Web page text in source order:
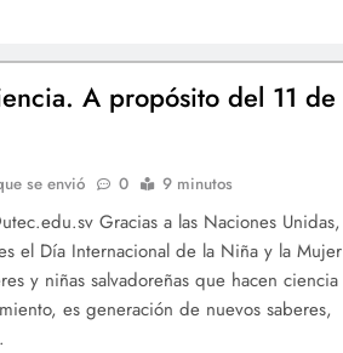
A propósito del 11 de
se envió 0 9 minutos
Gracias a las Naciones Unidas,
el Día Internacional de la Niña y la Mujer
y niñas salvadoreñas que hacen ciencia
es generación de nuevos saberes,